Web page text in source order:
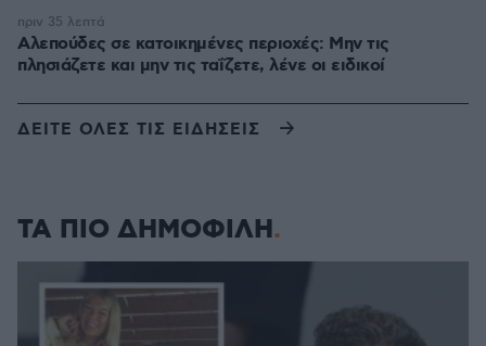
Αλεπούδες σε κατοικημένες περιοχές: Μην τις
πλησιάζετε και μην τις ταΐζετε, λένε οι ειδικοί
πριν 35 λεπτά
ΔΕΙΤΕ ΟΛΕΣ ΤΙΣ ΕΙΔΗΣΕΙΣ
ΤΑ ΠΙΟ ΔΗΜΟΦΙΛΗ